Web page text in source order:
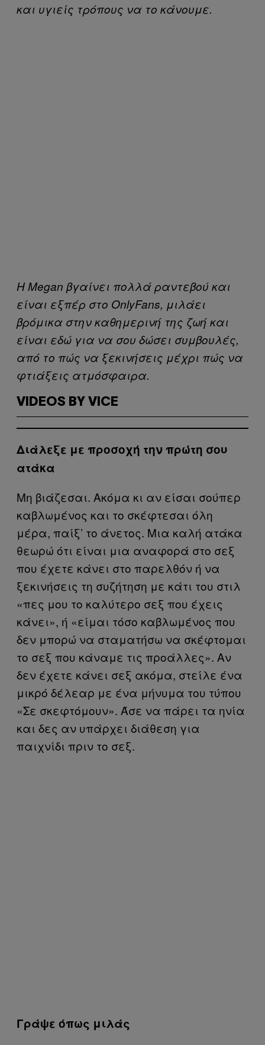
και υγιείς τρόπους να το κάνουμε.
Η Megan βγαίνει πολλά ραντεβού και
είναι εξπέρ στο OnlyFans, μιλάει
βρόμικα στην καθημερινή της ζωή και
είναι εδώ για να σου δώσει συμβουλές,
από το πώς να ξεκινήσεις μέχρι πώς να
φτιάξεις ατμόσφαιρα.
VIDEOS BY VICE
Διάλεξε με προσοχή την πρώτη σου
ατάκα
Μη βιάζεσαι. Ακόμα κι αν είσαι σούπερ
καβλωμένος και το σκέφτεσαι όλη
μέρα, παίξ’ το άνετος. Μια καλή ατάκα
θεωρώ ότι είναι μια αναφορά στο σεξ
που έχετε κάνει στο παρελθόν ή να
ξεκινήσεις τη συζήτηση με κάτι του στιλ
«πες μου το καλύτερο σεξ που έχεις
κάνει», ή «είμαι τόσο καβλωμένος που
δεν μπορώ να σταματήσω να σκέφτομαι
το σεξ που κάναμε τις προάλλες». Αν
δεν έχετε κάνει σεξ ακόμα, στείλε ένα
μικρό δέλεαρ με ένα μήνυμα του τύπου
«Σε σκεφτόμουν». Άσε να πάρει τα ηνία
και δες αν υπάρχει διάθεση για
παιχνίδι πριν το σεξ.
Γράψε όπως μιλάς